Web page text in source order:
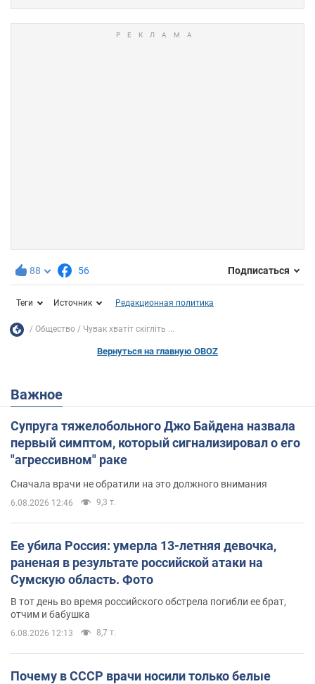
88 56 Подписаться
Теги Источник Редакционная политика
Общество Чувак хватіт скігліть ...
Вернуться на главную OBOZ
Важное
Супруга тяжелобольного Джо Байдена назвала
первый симптом, который сигнализировал о его
"агрессивном" раке
Сначала врачи не обратили на это должного внимания
6.08.2026 12:46 9,3 т.
Ее убила Россия: умерла 13-летняя девочка,
раненая в результате российской атаки на
Сумскую область. Фото
В тот день во время российского обстрела погибли ее брат,
отчим и бабушка
6.08.2026 12:13 8,7 т.
Почему в СССР врачи носили только белые